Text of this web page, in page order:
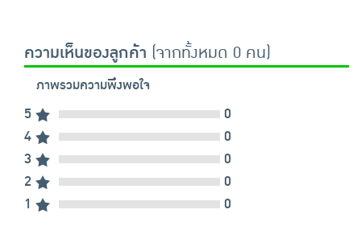
ความเห็นของลูกค้า (จากทั้งหมด 0 คน)
ภาพรวมความพึงพอใจ
5
0
4
0
3
0
2
0
1
0